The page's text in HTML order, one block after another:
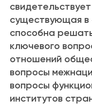
существующая в
способна
ключевого
отношений
вопросы
вопросы
институтов